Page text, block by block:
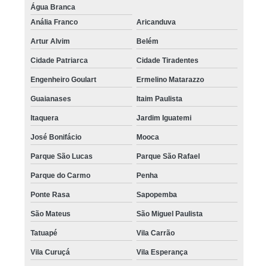
Água Branca
Anália Franco
Aricanduva
Artur Alvim Belém
Cidade Patriarca Cidade Tiradentes
Engenheiro Goulart Ermelino Matarazzo
Guaianases Itaim Paulista
Itaquera Jardim Iguatemi
José Bonifácio Mooca
Parque São Lucas Parque São Rafael
Parque do Carmo Penha
Ponte Rasa Sapopemba
São Mateus São Miguel Paulista
Tatuapé Vila Carrão
Vila Curuçá Vila Esperança